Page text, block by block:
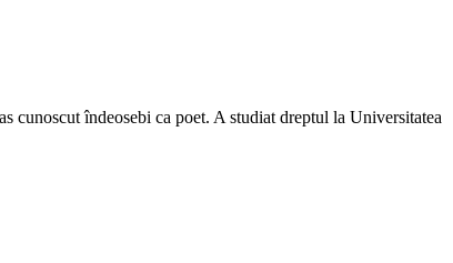
cunoscut îndeosebi ca poet. A studiat dreptul la Universitatea